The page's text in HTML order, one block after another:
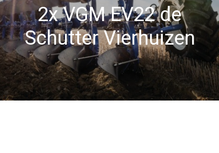
2x VGM EV22 de
Schutter Vierhuizen